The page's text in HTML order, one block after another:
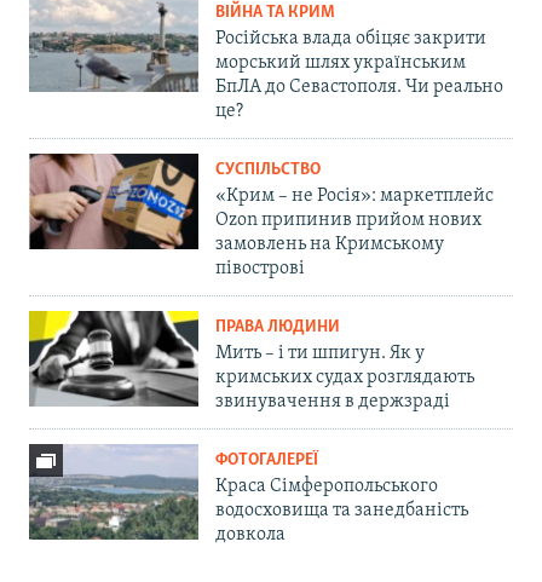
ВІЙНА ТА КРИМ
Російська влада обіцяє закрити
морський шлях українським
БпЛА до Севастополя. Чи реально
це?
СУСПІЛЬСТВО
«Крим – не Росія»: маркетплейс
Ozon припинив прийом нових
замовлень на Кримському
півострові
ПРАВА ЛЮДИНИ
Мить – і ти шпигун. Як у
кримських судах розглядають
звинувачення в держзраді
ФОТОГАЛЕРЕЇ
Краса Сімферопольського
водосховища та занедбаність
довкола